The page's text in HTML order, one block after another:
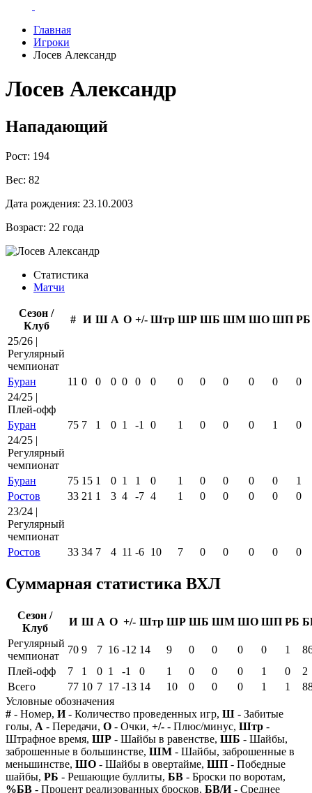
Главная
Игроки
Лосев Александр
Лосев Александр
Нападающий
Рост: 194
Вес: 82
Дата рождения: 23.10.2003
Возраст: 22 года
Статистика
Матчи
Сезон /
Клуб
# И Ш А О +/- Штр ШР ШБ ШМ ШО ШП РБ
25/26 |
Регулярный
чемпионат
Буран
11 0 0 0 0 0 0 0 0 0 0 0
0
24/25 |
Плей-офф
Буран
75 7 1 0 1 -1 0 1 0 0 0 1
0
24/25 |
Регулярный
чемпионат
Буран
75 15 1 0 1 1 0 1 0 0 0 0
1
Ростов
33 21 1 3 4 -7 4 1 0 0 0 0
0
23/24 |
Регулярный
чемпионат
Ростов
33 34 7 4 11 -6 10 7 0 0 0 0 0
Суммарная статистика ВХЛ
Сезон /
Клуб
И Ш А О +/- Штр ШР ШБ ШМ ШО ШП РБ
Регулярный
чемпионат
70 9 7 16 -12 14 9 0 0 0 0 1
Плей-офф
7 1 0 1 -1 0 1 0 0 0 1 0
2
Всего
77 10 7 17 -13 14 10 0 0 0 1 1
Условные обозначения
# - Номер, И- Количество проведенных игр, Ш - Забитые
голы, А - Передачи, О - Очки, +/- - Плюс/минус, Штр -
Штрафное время, ШР - Шайбы в равенстве, ШБ - Шайбы,
заброшенные в большинстве, ШМ - Шайбы, заброшенные в
меньшинстве, ШО - Шайбы в овертайме, ШП - Победные
шайбы, РБ - Решающие буллиты, БВ - Броски по воротам,
%БВ - Процент реализованных бросков, БВ/И- Среднее